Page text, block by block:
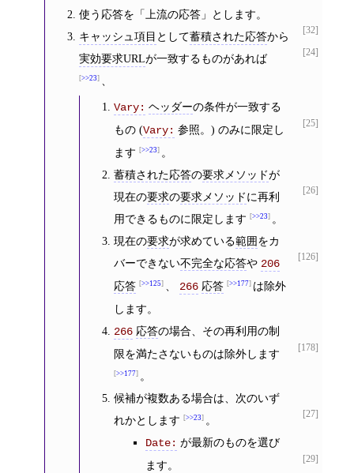
[32]
使う応答を「上流の応答」とします。
[24]
キャッシュ項目 として蓄積された応答から
実効要求URLが一致するものがあれば
>>23 、
[25]
Vary: ヘッダーの条件が一致する
もの (Vary: 参照。) のみに限定し
ます >>23 。
[26]
蓄積された応答の要求メソッドが
現在の要求の要求メソッドに再利
用できるものに限定します >>23 。
[126]
現在の要求が求めている範囲をカ
バーできない不完全な応答や 206
応答
>>125 266 応答 >>177 は除外
します。
[178]
266 応答の場合、その再利用の制
限を満たさないものは除外します
>>177 。
[27]
候補が複数ある場合は、次のいず
れかとします >>23 。
[29]
Date: が最新のものを選び
ます。